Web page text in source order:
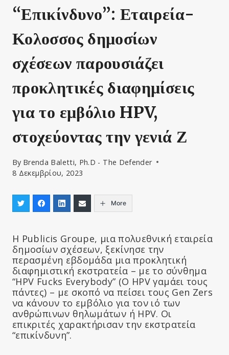
“Επικίνδυνο”: Εταιρεία-
Κολοσσος δημοσίων
σχέσεων παρουσιάζει
προκλητικές διαφημίσεις
για το εμβόλιο HPV,
στοχεύοντας την γενιά Ζ
By Brenda Baletti, Ph.D - The Defender
8 Δεκεμβρίου, 2023
More
Η Publicis Groupe, μια πολυεθνική εταιρεία
δημοσίων σχέσεων, ξεκίνησε την
περασμένη εβδομάδα μια προκλητική
διαφημιστική εκστρατεία – με το σύνθημα
“HPV Fucks Everybody” (Ο HPV γαμάει τους
πάντες) – με σκοπό να πείσει τους Gen Zers
να κάνουν το εμβόλιο για τον ιό των
ανθρώπινων θηλωμάτων ή HPV. Οι
επικριτές χαρακτήρισαν την εκστρατεία
“επικίνδυνη”.